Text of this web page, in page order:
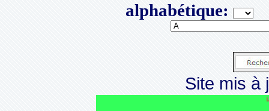
alphabétique:
Site mis à
Le